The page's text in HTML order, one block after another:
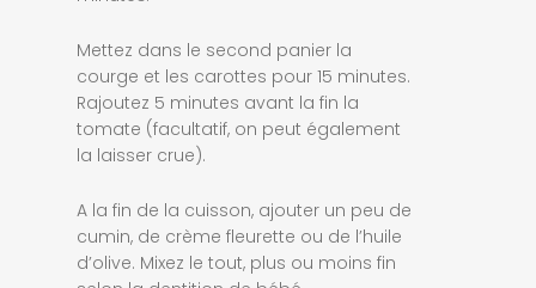
Mettez dans le second panier la
courge et les carottes pour 15 minutes.
Rajoutez 5 minutes avant la fin la
tomate (facultatif, on peut également
la laisser crue).
A la fin de la cuisson, ajouter un peu de
cumin, de crème fleurette ou de l’huile
d’olive. Mixez le tout, plus ou moins fin